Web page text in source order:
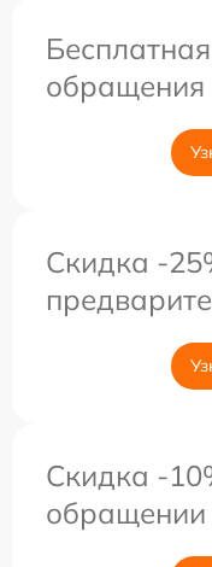
обращения
Скидка -
Скидка -
обращении